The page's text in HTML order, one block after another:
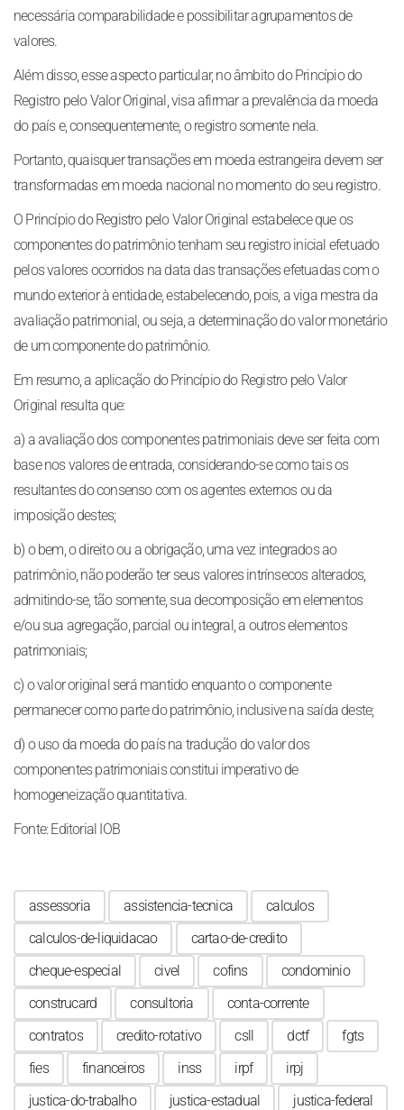
necessária comparabilidade e possibilitar agrupamentos de
valores.
Além disso, esse aspecto particular, no âmbito do Princípio do
Registro pelo Valor Original, visa afirmar a prevalência da moeda
do país e, consequentemente, o registro somente nela.
Portanto, quaisquer transações em moeda estrangeira devem ser
transformadas em moeda nacional no momento do seu registro.
O Princípio do Registro pelo Valor Original estabelece que os
componentes do patrimônio tenham seu registro inicial efetuado
pelos valores ocorridos na data das transações efetuadas com o
mundo exterior à entidade, estabelecendo, pois, a viga mestra da
avaliação patrimonial, ou seja, a determinação do valor monetário
de um componente do patrimônio.
Em resumo, a aplicação do Princípio do Registro pelo Valor
Original resulta que:
a) a avaliação dos componentes patrimoniais deve ser feita com
base nos valores de entrada, considerando-se como tais os
resultantes do consenso com os agentes externos ou da
imposição destes;
b) o bem, o direito ou a obrigação, uma vez integrados ao
patrimônio, não poderão ter seus valores intrínsecos alterados,
admitindo-se, tão somente, sua decomposição em elementos
e/ou sua agregação, parcial ou integral, a outros elementos
patrimoniais;
c) o valor original será mantido enquanto o componente
permanecer como parte do patrimônio, inclusive na saída deste;
d) o uso da moeda do país na tradução do valor dos
componentes patrimoniais constitui imperativo de
homogeneização quantitativa.
Fonte: Editorial IOB
assessoria assistencia-tecnica
calculos
calculos-de-liquidacao
cartao-de-credito
cheque-especial
civel cofins
condominio
construcard
consultoria
conta-corrente
contratos
credito-rotativo csll dctf
fgts
fies
financeiros inss irpf
irpj
justica-do-trabalho
justica-estadual
justica-federal